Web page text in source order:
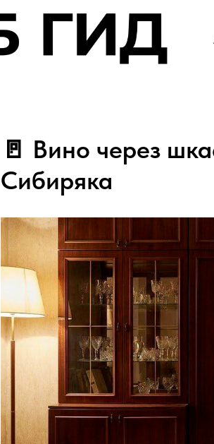
🚪 Вино через
Сибиряка